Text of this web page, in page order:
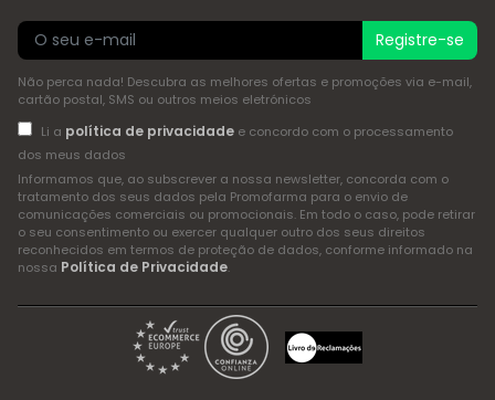
Registre-se
Não perca nada! Descubra as melhores ofertas e promoções via e-mail,
cartão postal, SMS ou outros meios eletrónicos
Li a política de privacidadee concordo com o processamento
dos meus dados
Informamos que, ao subscrever a nossa newsletter, concorda com o
tratamento dos seus dados pela Promofarma para o envio de
comunicações comerciais ou promocionais. Em todo o caso, pode retirar
o seu consentimento ou exercer qualquer outro dos seus direitos
reconhecidos em termos de proteção de dados, conforme informado na
nossa Política de Privacidade.